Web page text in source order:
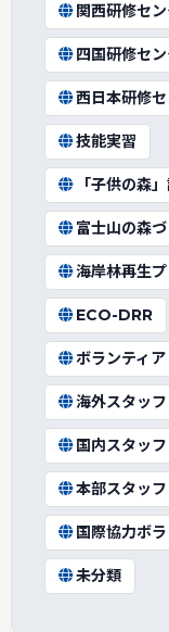
関西研修セ
四国研修セ
西日本研修
技能実習
「子供の森
富士山の森
海岸林再生
ECO-DRR
ボランティ
海外スタッフ
国内スタッ
本部スタッフ
国際協力ボ
未分類